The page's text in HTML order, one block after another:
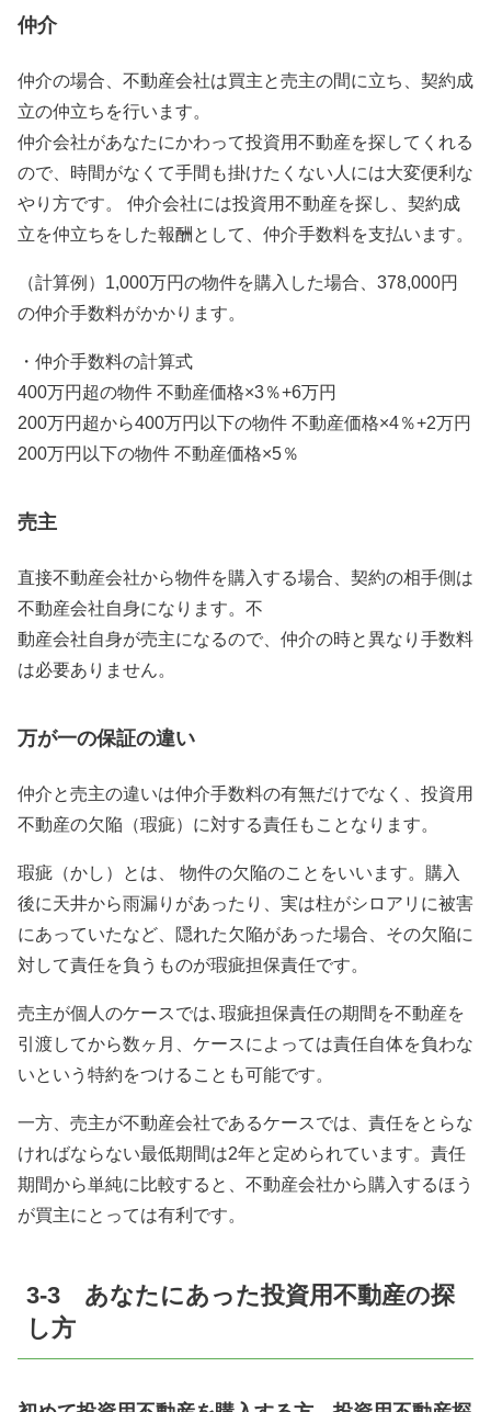
仲介
仲介の場合、不動産会社は買主と売主の間に立ち、契約成
立の仲立ちを行います。
仲介会社があなたにかわって投資用不動産を探してくれる
ので、時間がなくて手間も掛けたくない人には大変便利な
やり方です。 仲介会社には投資用不動産を探し、契約成
立を仲立ちをした報酬として、仲介手数料を支払います。
（計算例）1,000万円の物件を購入した場合、378,000円
の仲介手数料がかかります。
・仲介手数料の計算式
400万円超の物件 不動産価格×3％+6万円
200万円超から400万円以下の物件 不動産価格×4％+2万円
200万円以下の物件 不動産価格×5％
売主
直接不動産会社から物件を購入する場合、契約の相手側は
不動産会社自身になります。不
動産会社自身が売主になるので、仲介の時と異なり手数料
は必要ありません。
万が一の保証の違い
仲介と売主の違いは仲介手数料の有無だけでなく、投資用
不動産の欠陥（瑕疵）に対する責任もことなります。
瑕疵（かし）とは、 物件の欠陥のことをいいます。購入
後に天井から雨漏りがあったり、実は柱がシロアリに被害
にあっていたなど、隠れた欠陥があった場合、その欠陥に
対して責任を負うものが瑕疵担保責任です。
売主が個人のケースでは､瑕疵担保責任の期間を不動産を
引渡してから数ヶ月、ケースによっては責任自体を負わな
いという特約をつけることも可能です。
一方、売主が不動産会社であるケースでは、責任をとらな
ければならない最低期間は2年と定められています。責任
期間から単純に比較すると、不動産会社から購入するほう
が買主にとっては有利です。
3-3 あなたにあった投資用不動産の探
し方